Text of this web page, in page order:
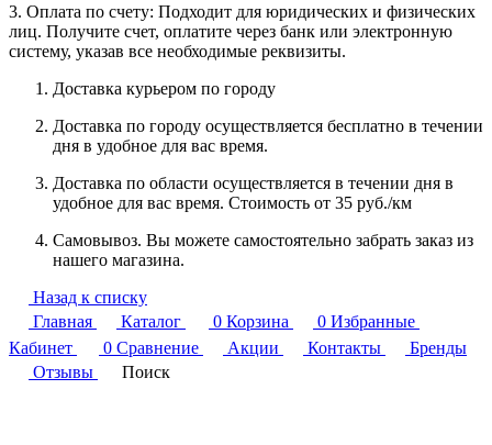
3. Оплата по счету: Подходит для юридических и физических
лиц. Получите счет, оплатите через банк или электронную
систему, указав все необходимые реквизиты.
Доставка курьером по городу
Доставка по городу осуществляется бесплатно в течении
дня в удобное для вас время.
Доставка по области осуществляется в течении дня в
удобное для вас время. Стоимость от 35 руб./км
Самовывоз. Вы можете самостоятельно забрать заказ из
нашего магазина.
Назад к списку
Главная
Каталог 0 Корзина 0 Избранные
Кабинет
0 Сравнение Акции Контакты
Бренды
Отзывы
Поиск